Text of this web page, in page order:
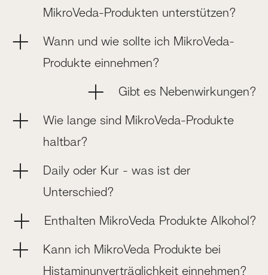
MikroVeda-Produkten unterstützen?
Wann und wie sollte ich MikroVeda-
Produkte einnehmen?
Gibt es Nebenwirkungen?
Wie lange sind MikroVeda-Produkte
haltbar?
Daily oder Kur - was ist der
Unterschied?
Enthalten MikroVeda Produkte Alkohol?
Kann ich MikroVeda Produkte bei
Histaminunverträglichkeit einnehmen?